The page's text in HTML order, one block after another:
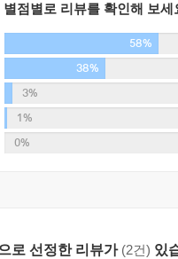
별점별로 리뷰를 확인해 보세
58%
38%
3%
1%
0%
로 선정한 리뷰가 (2건) 있